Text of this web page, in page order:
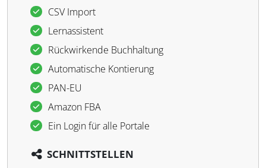
CSV Import
Lernassistent
Rückwirkende Buchhaltung
Automatische Kontierung
PAN-EU
Amazon FBA
Ein Login für alle Portale
SCHNITTSTELLEN